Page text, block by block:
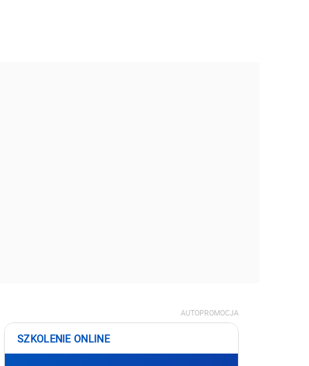
AUTOPROMOCJA
SZKOLENIE ONLINE